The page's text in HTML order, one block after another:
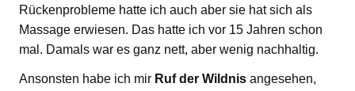
Rückenprobleme hatte ich auch aber sie hat sich als
Massage erwiesen. Das hatte ich vor 15 Jahren schon
mal. Damals war es ganz nett, aber wenig nachhaltig.
Ansonsten habe ich mir Ruf der Wildnis angesehen,